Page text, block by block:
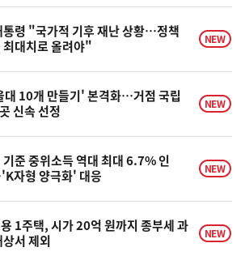
일
통령 "국가적 기후 재난 상황…정책
최대치로 올려야"
NEW
대 10개 만들기' 본격화…거점 국립
신속 선정
NEW
기준 중위소득 역대 최대 6.7% 인
자형 양극화' 대응
NEW
1주택, 시가 20억 원까지 종부세 과
서 제외
NEW